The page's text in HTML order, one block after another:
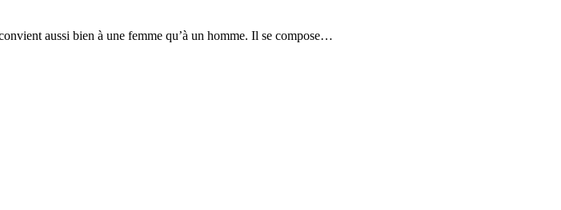
aussi bien à une femme qu’à un homme. Il se compose…